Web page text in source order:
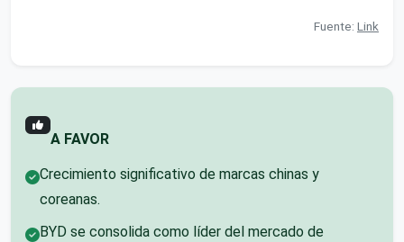
Fuente: Link
A FAVOR
Crecimiento significativo de marcas chinas y
coreanas.
BYD se consolida como líder del mercado de